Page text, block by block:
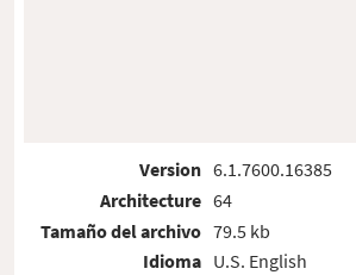
Version
Architecture
Tamaño del archivo
Idioma
6.1.7600.16385
64
79.5 kb
U.S. English